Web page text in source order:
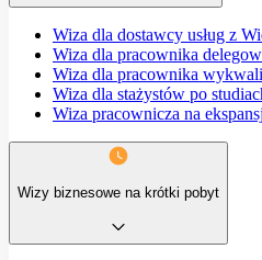
Wiza dla dostawcy usług z
Wiza dla pracownika
Wiza dla pracownika
Wiza dla stażystów po
Wiza pracownicza na
Wizy biznesowe na krótki pobyt